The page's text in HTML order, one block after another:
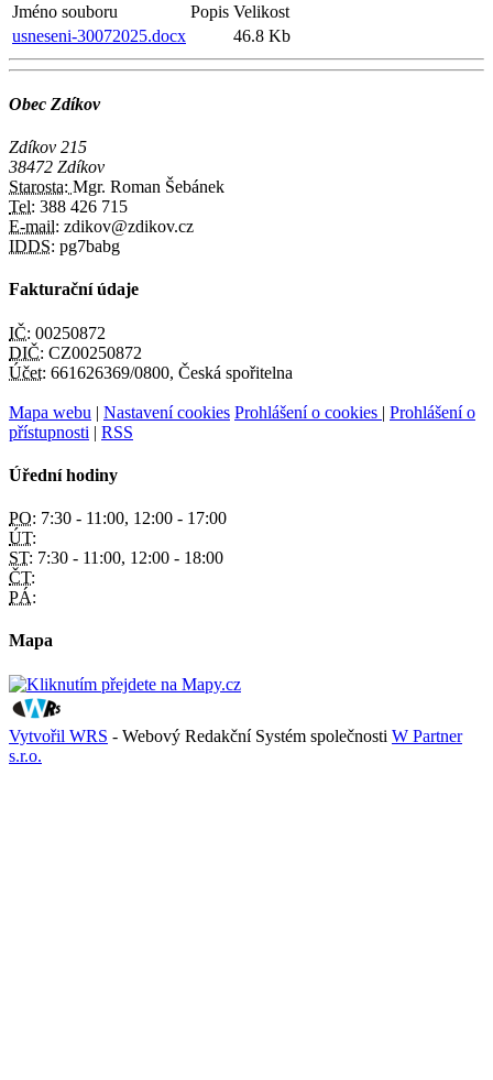
Jméno souboru
Popis Velikost
usneseni-30072025.docx
46.8 Kb
Obec Zdíkov
Zdíkov 215
38472 Zdíkov
Starosta: Mgr. Roman Šebánek
Tel: 388 426 715
E-mail: zdikov@zdikov.cz
IDDS: pg7babg
Fakturační údaje
IČ: 00250872
DIČ: CZ00250872
Účet: 661626369/0800, Česká spořitelna
Mapa webu | Nastavení cookies Prohlášení o cookies | Prohlášení o
přístupnosti | RSS
Úřední hodiny
PO: 7:30 - 11:00, 12:00 - 17:00
ÚT:
ST: 7:30 - 11:00, 12:00 - 18:00
ČT:
PÁ:
Mapa
Vytvořil WRS - Webový Redakční Systém společnosti W Partner
s.r.o.